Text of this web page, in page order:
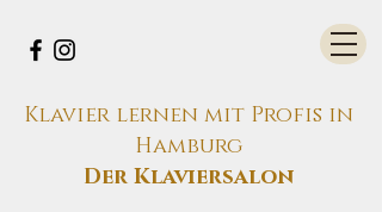
Klavier lernen mit Profis in
Hamburg
Der Klaviersalon